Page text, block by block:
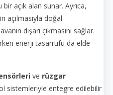
açık alan sunar. Ayrıca,
açılmasıyla doğal
dışarı çıkmasını sağlar.
enerji tasarrufu da elde
ve rüzgar
sistemleriyle entegre edilebilir